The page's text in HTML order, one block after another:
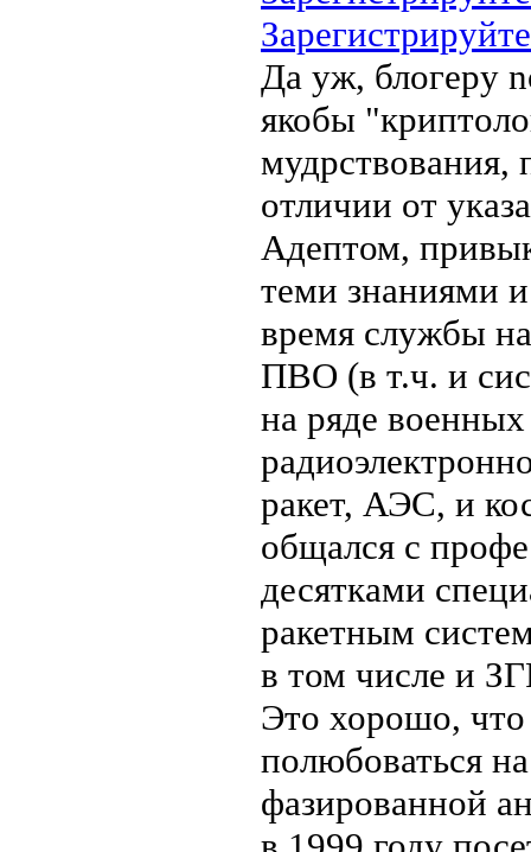
Да уж, блогеру
якобы
отличии от
Адептом, привык
теми знаниями
время службы
ПВО (в т.ч. и
на ряде
ракет, АЭС, и
общался с
десятками
ракетным
в том числе и
Это хорошо, что
полюбоваться
фазированной